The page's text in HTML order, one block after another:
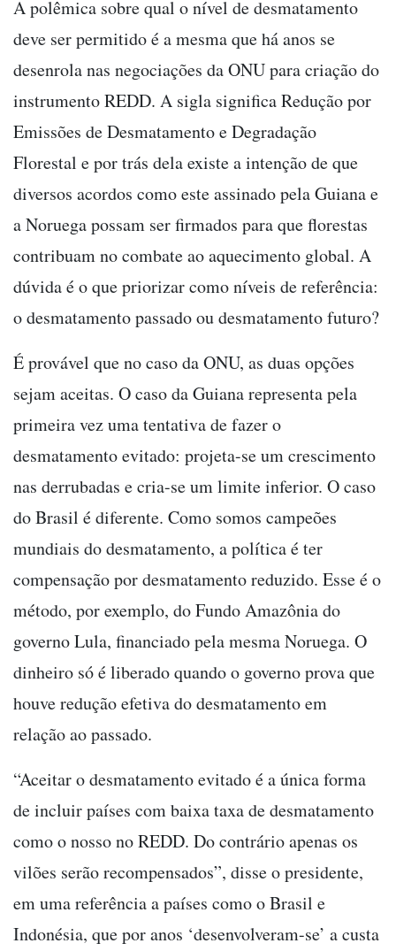
A polêmica sobre qual o nível de desmatamento
deve ser permitido é a mesma que há anos se
desenrola nas negociações da ONU para criação do
instrumento REDD. A sigla significa Redução por
Emissões de Desmatamento e Degradação
Florestal e por trás dela existe a intenção de que
diversos acordos como este assinado pela Guiana e
a Noruega possam ser firmados para que florestas
contribuam no combate ao aquecimento global. A
dúvida é o que priorizar como níveis de referência:
o desmatamento passado ou desmatamento futuro?
É provável que no caso da ONU, as duas opções
sejam aceitas. O caso da Guiana representa pela
primeira vez uma tentativa de fazer o
desmatamento evitado: projeta-se um crescimento
nas derrubadas e cria-se um limite inferior. O caso
do Brasil é diferente. Como somos campeões
mundiais do desmatamento, a política é ter
compensação por desmatamento reduzido. Esse é o
método, por exemplo, do Fundo Amazônia do
governo Lula, financiado pela mesma Noruega. O
dinheiro só é liberado quando o governo prova que
houve redução efetiva do desmatamento em
relação ao passado.
“Aceitar o desmatamento evitado é a única forma
de incluir países com baixa taxa de desmatamento
como o nosso no REDD. Do contrário apenas os
vilões serão recompensados”, disse o presidente,
em uma referência a países como o Brasil e
Indonésia, que por anos ‘desenvolveram-se’ a custa